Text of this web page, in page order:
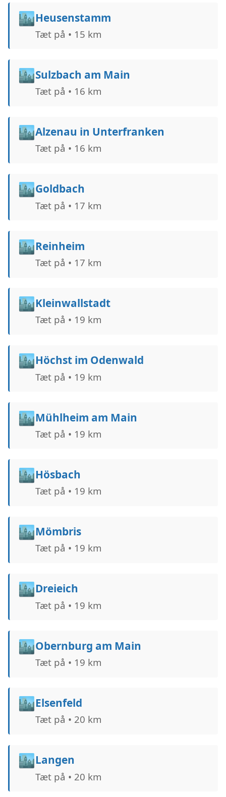
🏙️Heusenstamm
Tæt på • 15 km
🏙️Sulzbach am Main
Tæt på • 16 km
🏙️Alzenau in Unterfranken
Tæt på • 16 km
🏙️Goldbach
Tæt på • 17 km
🏙️Reinheim
Tæt på • 17 km
🏙️Kleinwallstadt
Tæt på • 19 km
🏙️Höchst im Odenwald
Tæt på • 19 km
🏙️Mühlheim am Main
Tæt på • 19 km
🏙️Hösbach
Tæt på • 19 km
🏙️Mömbris
Tæt på • 19 km
🏙️Dreieich
Tæt på • 19 km
🏙️Obernburg am Main
Tæt på • 19 km
🏙️Elsenfeld
Tæt på • 20 km
🏙️Langen
Tæt på • 20 km